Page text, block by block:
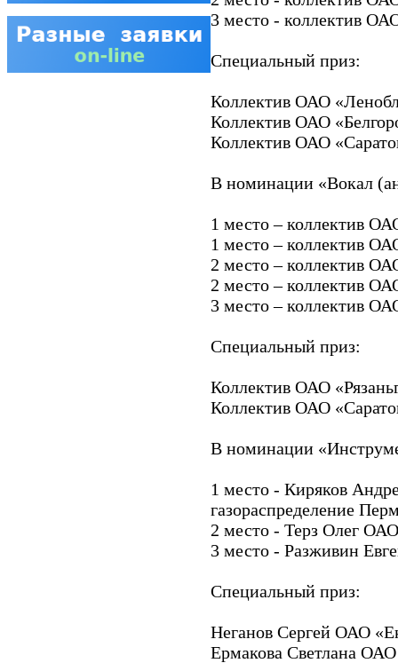
3 место - коллектив
Специальный приз:
Коллектив ОАО
Коллектив ОАО
Коллектив ОАО
В номинации «Вокал
1 место – коллектив
1 место – коллектив
2 место – коллектив
2 место – коллектив
3 место – коллектив
Специальный приз:
Коллектив ОАО
Коллектив ОАО
В номинации
1 место - Киряков
газораспределение
2 место - Терз Олег ОАО
3 место - Разживин
Специальный приз:
Неганов Сергей ОАО
Ермакова Светлана ОАО